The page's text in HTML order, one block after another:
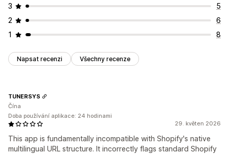
3
5
2
6
1
8
Napsat recenzi Všechny recenze
29. květen 2026
This app is fundamentally incompatible with Shopify's native
multilingual URL structure. It incorrectly flags standard Shopify
TUNERSYS
Čína
Doba používání aplikace: 24 hodinami